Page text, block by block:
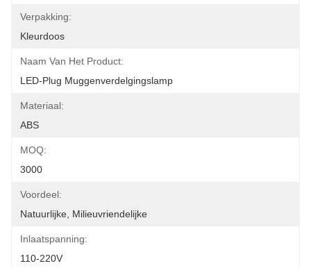
Verpakking:
Kleurdoos
Naam Van Het Product:
LED-Plug Muggenverdelgingslamp
Materiaal:
ABS
MOQ:
3000
Voordeel:
Natuurlijke, Milieuvriendelijke
Inlaatspanning:
110-220V